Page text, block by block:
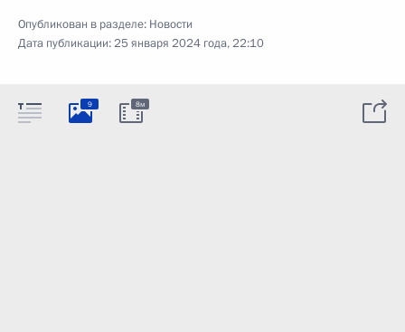
Опубликован в разделе: Новости
Дата публикации:25 января 2024 года, 22:10
9 8м